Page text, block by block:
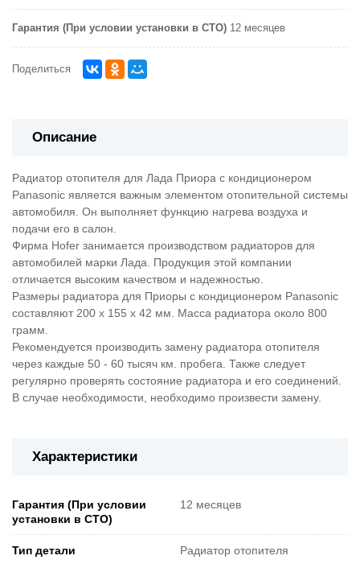
Гарантия (При условии установки в СТО) 12 месяцев
Поделиться
Описание
Радиатор отопителя для Лада Приора с кондиционером
Panasonic является важным элементом отопительной системы
автомобиля. Он выполняет функцию нагрева воздуха и
подачи его в салон.
Фирма Hofer занимается производством радиаторов для
автомобилей марки Лада. Продукция этой компании
отличается высоким качеством и надежностью.
Размеры радиатора для Приоры с кондиционером Panasonic
составляют 200 x 155 x 42 мм. Масса радиатора около 800
грамм.
Рекомендуется производить замену радиатора отопителя
через каждые 50 - 60 тысяч км. пробега. Также следует
регулярно проверять состояние радиатора и его соединений.
В случае необходимости, необходимо произвести замену.
Характеристики
Гарантия (При условии
установки в СТО)
12 месяцев
Тип детали Радиатор отопителя